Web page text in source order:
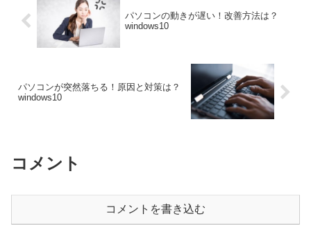
パソコンの動きが遅い！改善方法は？
windows10
パソコンが突然落ちる！原因と対策は？
windows10
コメント
コメントを書き込む